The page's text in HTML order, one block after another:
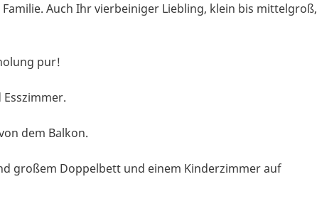
Auch Ihr vierbeiniger Liebling, klein bis mittelgroß,
pur!
dem Balkon.
großem Doppelbett und einem Kinderzimmer auf